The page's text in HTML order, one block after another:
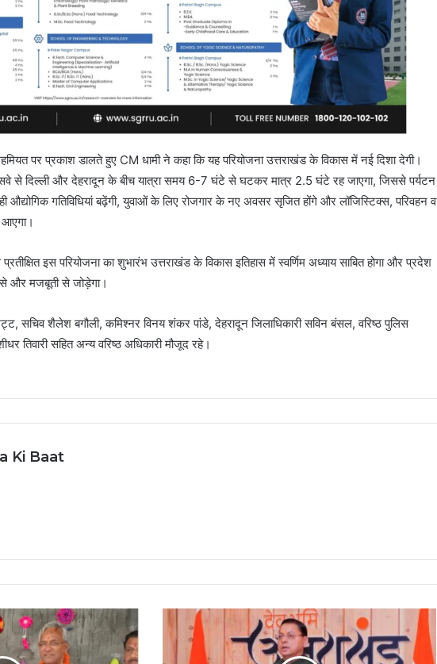
पर प्रकाश डालते हुए CM धामी ने कहा कि यह परियोजना उत्तराखंड के विकास में नई दिशा देगी।
से दिल्ली और देहरादून के बीच यात्रा समय 6-7 घंटे से घटकर मात्र 2.5 घंटे रह जाएगा, जिससे पर्यटन
औद्योगिक गतिविधियां बढ़ेंगी, युवाओं के लिए रोजगार के नए अवसर सृजित होंगे और लॉजिस्टिक्स, परिवहन व
आएगा।
इस परियोजना का शुभारंभ उत्तराखंड के विकास इतिहास में स्वर्णिम अध्याय साबित होगा और प्रदेश
से और मजबूती से जोड़ेगा।
सचिव शैलेश बगौली, कमिश्नर विनय शंकर पांडे, देहरादून जिलाधिकारी सविन बंसल, वरिष्ठ पुलिस
तिवारी सहित अन्य वरिष्ठ अधिकारी मौजूद रहे।
Ki Baat